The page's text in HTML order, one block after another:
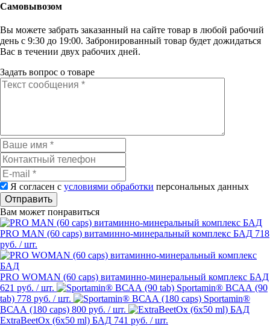
Самовывозом
Вы можете забрать заказанный на сайте товар в любой рабочий
день с 9:30 до 19:00. Забронированный товар будет дожидаться
Вас в течении двух рабочих дней.
Задать вопрос о товаре
Я согласен с условиями обработки персональных данных
Отправить
Вам может понравиться
PRO MAN (60 caps) витаминно-минеральный комплекс БАД 718
руб. / шт.
PRO WOMAN (60 caps) витаминно-минеральный комплекс БАД
621 руб. / шт.
Sportamin® ВСАА (90
tab) 778 руб. / шт.
Sportamin®
ВСАА (180 caps) 800 руб. / шт.
ExtraBeetOx (6х50 ml) БАД 741 руб. / шт.